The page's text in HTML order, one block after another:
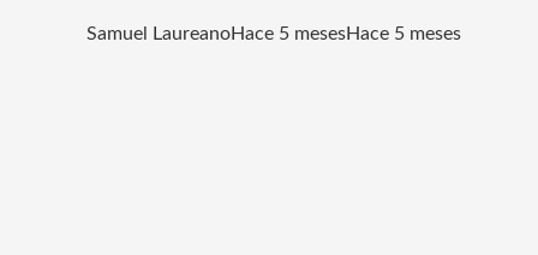
Samuel LaureanoHace 5 mesesHace 5 meses